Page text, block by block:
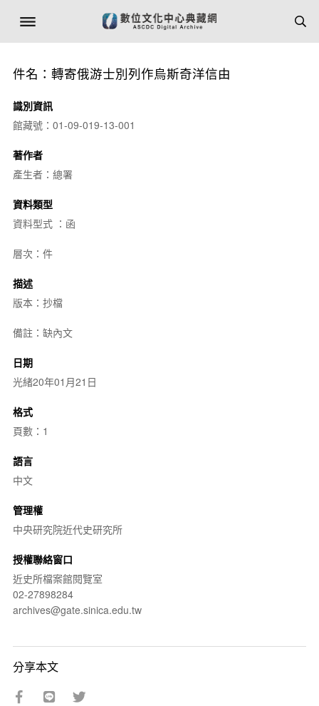
件名：轉寄俄游士別列作烏斯奇洋信由
識別資訊
館藏號：01-09-019-13-001
著作者
產生者：總署
資料類型
資料型式 ：函
層次：件
描述
版本：抄檔
備註：缺內文
日期
光緒20年01月21日
格式
頁數：1
語言
中文
管理權
中央研究院近代史研究所
授權聯絡窗口
近史所檔案館閱覽室
02-27898284
archives@gate.sinica.edu.tw
分享本文